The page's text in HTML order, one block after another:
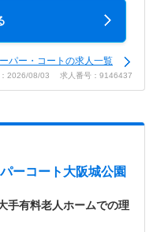
パー・コートの求人一覧
：2026/08/03 求人番号：9146437
ーコート大阪城公園
手有料老人ホームでの理